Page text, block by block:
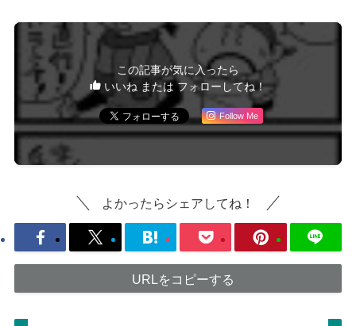
この記事が気に入ったら
いいね または フォローしてね！
Follow Me
よかったらシェアしてね！
URLをコピーする